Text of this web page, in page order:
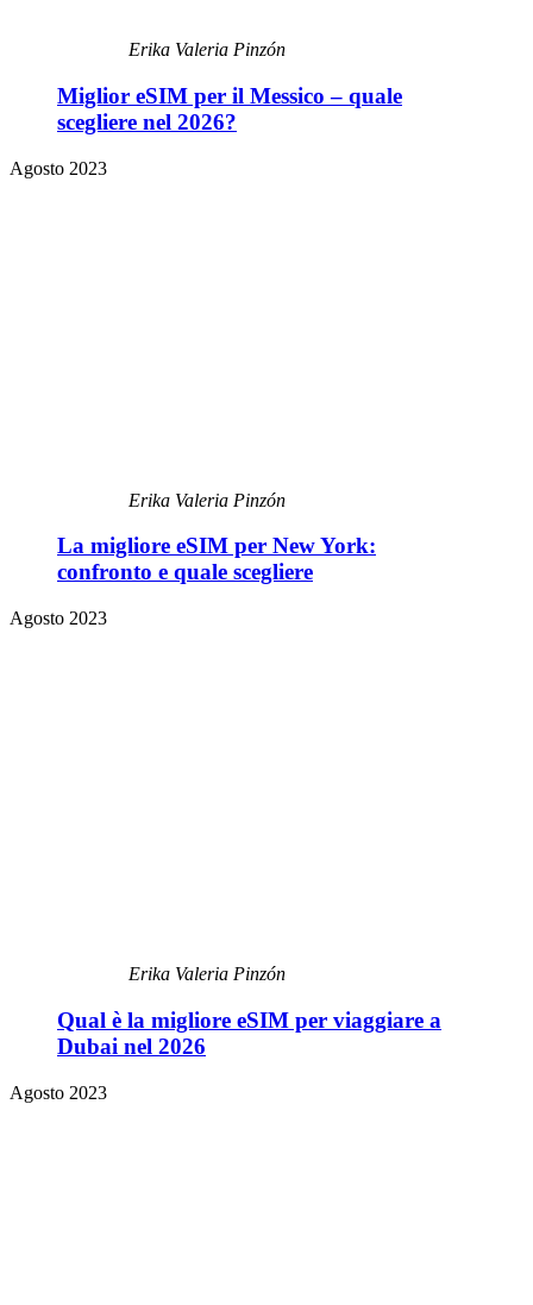
Erika Valeria Pinzón
Miglior eSIM per il Messico – quale
scegliere nel 2026?
Agosto 2023
Erika Valeria Pinzón
La migliore eSIM per New York:
confronto e quale scegliere
Agosto 2023
Erika Valeria Pinzón
Qual è la migliore eSIM per viaggiare a
Dubai nel 2026
Agosto 2023